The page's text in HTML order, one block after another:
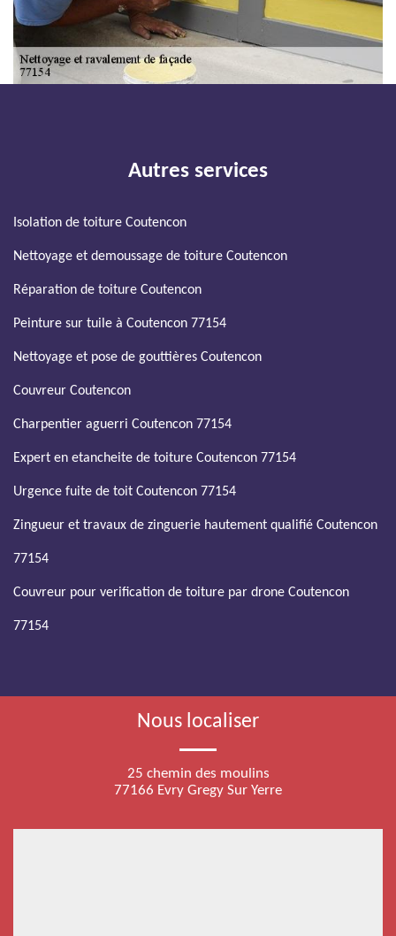
Autres services
Isolation de toiture Coutencon
Nettoyage et demoussage de toiture Coutencon
Réparation de toiture Coutencon
Peinture sur tuile à Coutencon 77154
Nettoyage et pose de gouttières Coutencon
Couvreur Coutencon
Charpentier aguerri Coutencon 77154
Expert en etancheite de toiture Coutencon 77154
Urgence fuite de toit Coutencon 77154
Zingueur et travaux de zinguerie hautement qualifié Coutencon
77154
Couvreur pour verification de toiture par drone Coutencon
77154
Nous localiser
25 chemin des moulins
77166 Evry Gregy Sur Yerre